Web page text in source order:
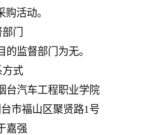
活动。
门
的监督部门为无。
方式
台汽车工程职业学院
市福山区聚贤路1号
嘉强